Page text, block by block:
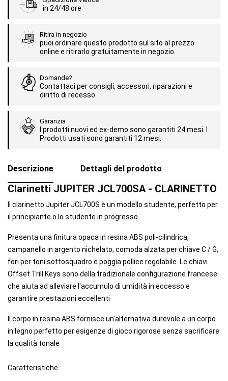
in 24/48 ore
Ritira in negozio
puoi ordinare questo prodotto sul sito al prezzo
online e ritirarlo gratuitamente in negozio.
Domande?
Contattaci per consigli, accessori, riparazioni e
diritto di recesso.
Garanzia
I prodotti nuovi ed ex-demo sono garantiti 24 mesi. I
Prodotti usati sono garantiti 12 mesi.
Descrizione Dettagli del prodotto
Clarinetti JUPITER JCL700SA - CLARINETTO
Il clarinetto Jupiter JCL700S è un modello studente, perfetto per
il principiante o lo studente in progresso.
Presenta una finitura opaca in resina ABS poli-cilindrica,
campanello in argento nichelato, comoda alzata per chiave C / G,
fori per toni sottosquadro e poggia pollice regolabile. Le chiavi
Offset Trill Keys sono della tradizionale configurazione francese
che aiuta ad alleviare l'accumulo di umidità in eccesso e
garantire prestazioni eccellenti
Il corpo in resina ABS fornisce un'alternativa durevole a un corpo
in legno perfetto per esigenze di gioco rigorose senza sacrificare
la qualità tonale​
Caratteristiche